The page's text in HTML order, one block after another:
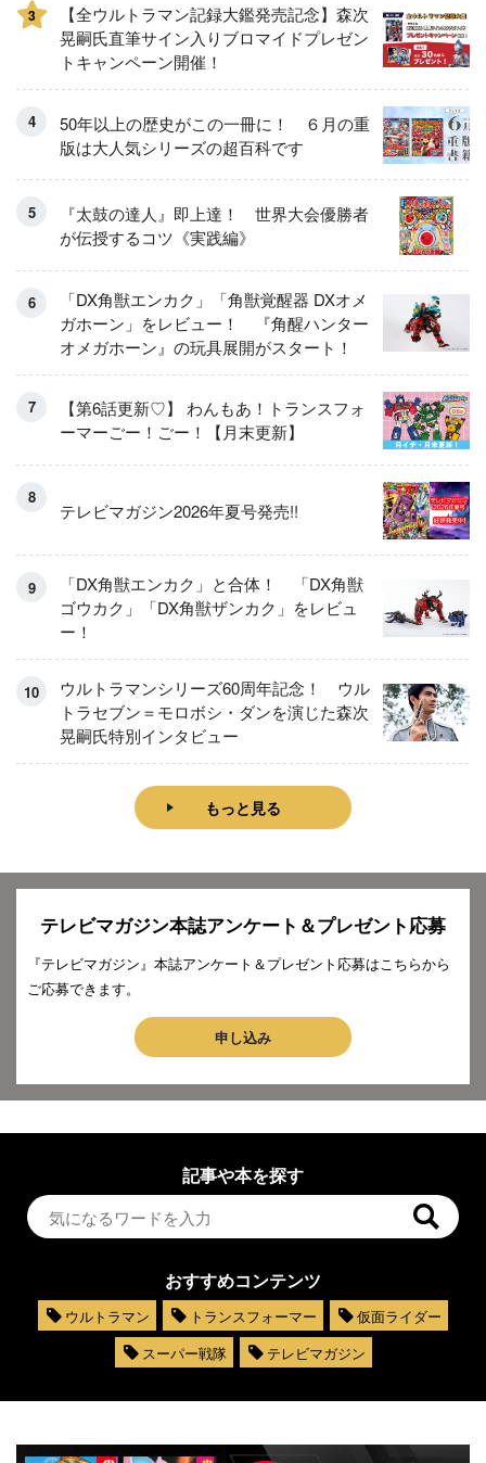
3
【全ウルトラマン記録大鑑発売記念】森次
晃嗣氏直筆サイン入りブロマイドプレゼン
トキャンペーン開催！
50年以上の歴史がこの一冊に！ ６月の重
版は大人気シリーズの超百科です
『太鼓の達人』即上達！ 世界大会優勝者
が伝授するコツ《実践編》
「DX角獣エンカク」「角獣覚醒器 DXオメ
ガホーン」をレビュー！ 『角醒ハンター
オメガホーン』の玩具展開がスタート！
【第6話更新♡】 わんもあ！トランスフォ
ーマーごー！ごー！【月末更新】
テレビマガジン2026年夏号発売!!
「DX角獣エンカク」と合体！ 「DX角獣
ゴウカク」「DX角獣ザンカク」をレビュ
ー！
ウルトラマンシリーズ60周年記念！ ウル
トラセブン＝モロボシ・ダンを演じた森次
晃嗣氏特別インタビュー
もっと見る
テレビマガジン本誌アンケート＆プレゼント応募
『テレビマガジン』本誌アンケート＆プレゼント応募はこちらから
ご応募できます。
申し込み
記事や本を探す
おすすめコンテンツ
ウルトラマン トランスフォーマー
仮面ライダー
スーパー戦隊
テレビマガジン